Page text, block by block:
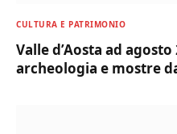
CULTURA E PATRIMONIO
Valle d’Aosta ad
archeologia e mostre